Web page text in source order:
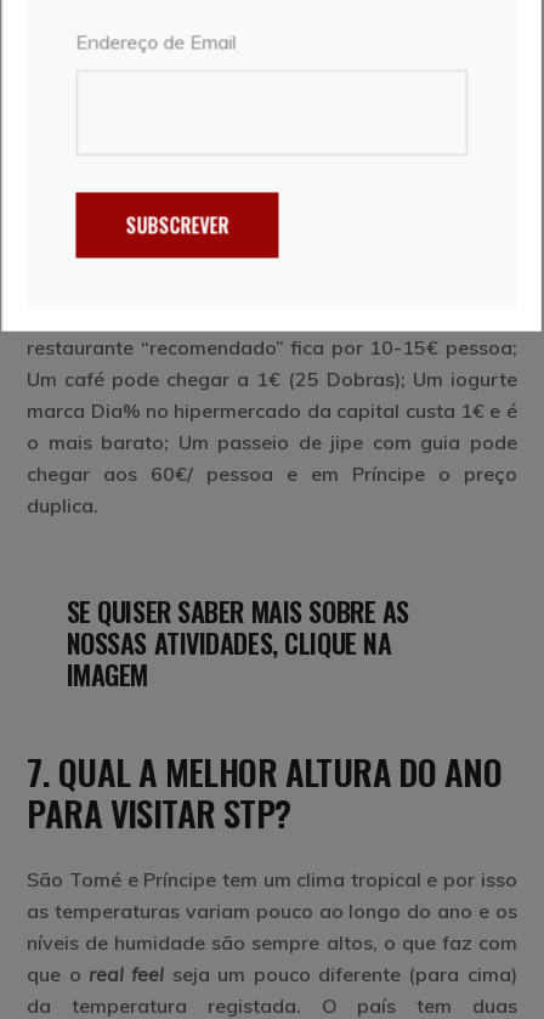
STP não é um destino barato. Na nossa opinião, os
no supermercado. Como em STP temos de ter alguns
cuidados especiais de higiene, quem viaja para lá
tende a procurar a rede de alojamentos, restauração
restaurante “recomendado” fica por 10-15€ pessoa;
Um café pode chegar a 1€ (25 Dobras); Um iogurte
marca Dia% no hipermercado da capital custa 1€ e é
o mais barato; Um passeio de jipe com guia pode
chegar aos 60€/ pessoa e em Príncipe o preço
duplica.
SE QUISER SABER MAIS SOBRE AS
NOSSAS ATIVIDADES, CLIQUE NA
IMAGEM
7. QUAL A MELHOR ALTURA DO ANO
PARA VISITAR STP?
São Tomé e Príncipe tem um clima tropical e por isso
as temperaturas variam pouco ao longo do ano e os
níveis de humidade são sempre altos, o que faz com
que o real feel seja um pouco diferente (para cima)
da temperatura registada. O país tem duas
Endereço de Email
SUBSCREVER